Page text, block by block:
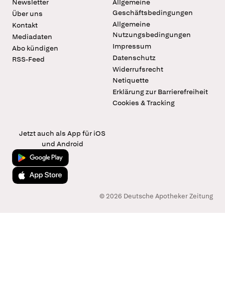
Newsletter
Über uns
Kontakt
Mediadaten
Abo kündigen
RSS-Feed
Allgemeine
Geschäftsbedingungen
Allgemeine
Nutzungsbedingungen
Impressum
Datenschutz
Widerrufsrecht
Netiquette
Erklärung zur Barrierefreiheit
Cookies & Tracking
Jetzt auch als App für iOS
und Android
Jetzt bei Google Play
Laden im App Store
© 2026 Deutsche Apotheker Zeitung